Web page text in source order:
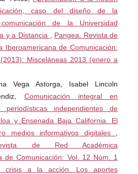
Estrategias y tácticas. Madrid:
caso del diseño de la
de la Universidad
y a Distancia
Pangea. Revista de
Iberoamericana de Comunicación:
Misceláneas 2013 (enero a
Vega Astorga, Isabel Lincoln
Comunicación integral en
periodísticas independientes de
y Ensenada Baja California. El
medios informativos digitales
de Red Académica
de Comunicación: Vol. 12 Núm. 1
crisis a la acción. Los aportes